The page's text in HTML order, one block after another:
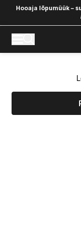
Hooaja lõpumüük –